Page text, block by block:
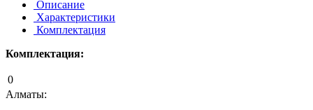
Описание
Характеристики
Комплектация
Комплектация:
0
Алматы: